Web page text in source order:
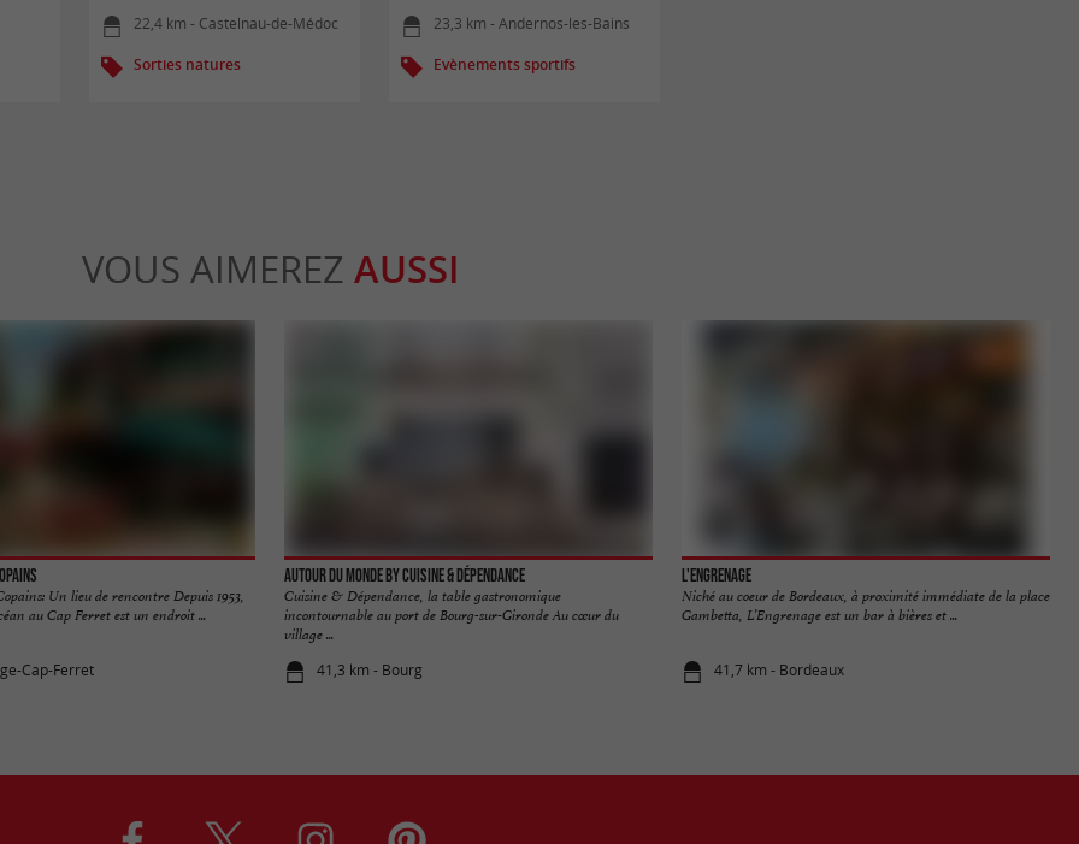
22,4 km - Castelnau-de-Médoc
Sorties natures
23,3 km - Andernos-les-Bains
Evènements sportifs
VOUS AIMEREZ AUSSI
Un lieu de rencontre Depuis 1953,
au Cap Ferret est un endroit ...
Cap-Ferret
Autour du Monde by Cuisine & Dépendance
Cuisine & Dépendance, la table gastronomique
incontournable au port de Bourg-sur-Gironde Au cœur du
village ...
41,3 km - Bourg
L'ENGRENAGE
Niché au coeur de Bordeaux, à proximité immédiate de la place
Gambetta, L’Engrenage est un bar à bières et ...
41,7 km - Bordeaux